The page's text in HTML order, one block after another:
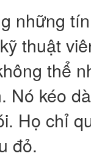
những
thuật
thể
Nó kéo
Họ chỉ
đỏ.